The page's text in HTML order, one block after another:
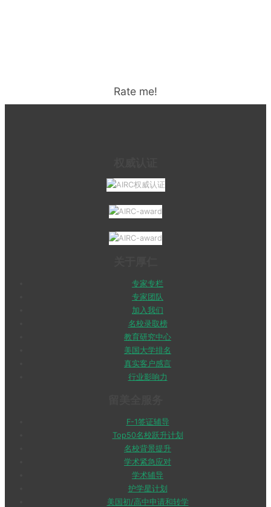
Rate me!
专家专栏
专家团队
加入我们
名校录取榜
教育研究中心
美国大学排名
真实客户感言
行业影响力
F-1签证辅导
Top50名校跃升计划
名校背景提升
学术紧急应对
学术辅导
护学星计划
美国初/高中申请和转学